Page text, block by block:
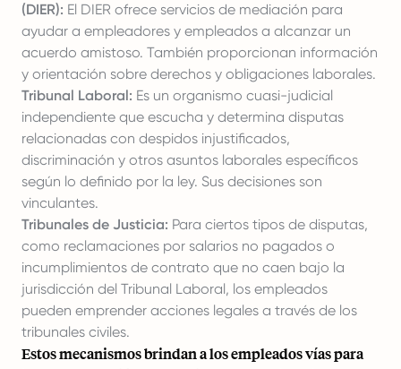
(DIER): El DIER ofrece servicios de mediación para
ayudar a empleadores y empleados a alcanzar un
acuerdo amistoso. También proporcionan información
y orientación sobre derechos y obligaciones laborales.
Tribunal Laboral: Es un organismo cuasi-judicial
independiente que escucha y determina disputas
relacionadas con despidos injustificados,
discriminación y otros asuntos laborales específicos
según lo definido por la ley. Sus decisiones son
vinculantes.
Tribunales de Justicia: Para ciertos tipos de disputas,
como reclamaciones por salarios no pagados o
incumplimientos de contrato que no caen bajo la
jurisdicción del Tribunal Laboral, los empleados
pueden emprender acciones legales a través de los
tribunales civiles.
Estos mecanismos brindan a los empleados vías para